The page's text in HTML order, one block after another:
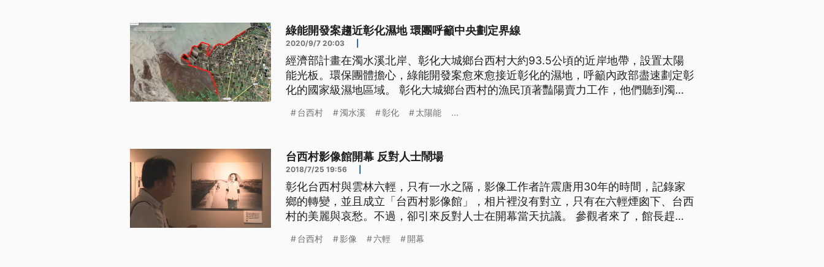
綠能開發案趨近彰化濕地 環團呼籲中央劃定界線
2020/9/7 20:03
經濟部計畫在濁水溪北岸、彰化大城鄉台西村大約93.5公頃的近岸地帶，設置太陽
能光板。環保團體擔心，綠能開發案愈來愈接近彰化的濕地，呼籲內政部盡速劃定彰
化的國家級濕地區域。 彰化大城鄉台西村的漁民頂著豔陽賣力工作，他們聽到濁水
不敢置信。 彰化縣大城鄉台西村民表示，「（記者問：有跟你們溝通過還是開公聽
台西村 濁水溪 彰化 太陽能 ...
台西村影像館開幕 反對人士鬧場
2018/7/25 19:56
彰化台西村與雲林六輕，只有一水之隔，影像工作者許震唐用30年的時間，記錄家
鄉的轉變，並且成立「台西村影像館」，相片裡沒有對立，只有在六輕煙囪下、台西
村的美麗與哀愁。不過，卻引來反對人士在開幕當天抗議。 參觀者來了，館長趕來
片，影像工作者許震唐，這次不想用憤怒來控訴六輕。 許震唐說：「（老先生)罹癌
台西村 影像 六輕 開幕